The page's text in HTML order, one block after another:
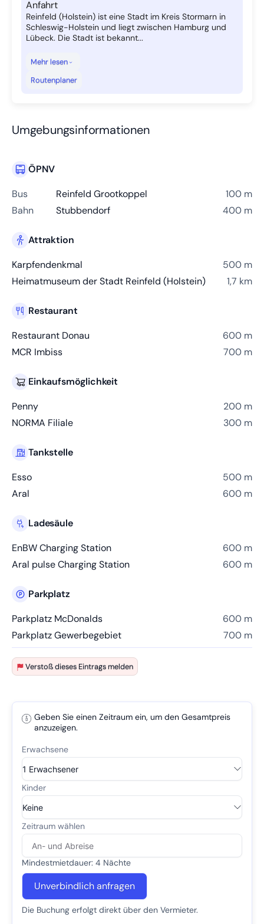
Anfahrt
Reinfeld (Holstein) ist eine Stadt im Kreis Stormarn in
Schleswig-Holstein und liegt zwischen Hamburg und
Lübeck. Die Stadt ist bekannt...
Mehr lesen
Routenplaner
Umgebungsinformationen
ÖPNV
Bus
Reinfeld Grootkoppel
100 m
Bahn
Stubbendorf 400 m
Attraktion
Karpfendenkmal
500 m
Heimatmuseum der Stadt Reinfeld (Holstein)
1,7 km
Restaurant
Restaurant Donau
600 m
MCR Imbiss
700 m
Einkaufsmöglichkeit
Penny
200 m
NORMA Filiale
300 m
Tankstelle
Esso
500 m
Aral
600 m
Ladesäule
EnBW Charging Station
600 m
Aral pulse Charging Station
600 m
Parkplatz
Parkplatz McDonalds
600 m
Parkplatz Gewerbegebiet
700 m
Verstoß dieses Eintrags melden
Geben Sie einen Zeitraum ein, um den Gesamtpreis
anzuzeigen.
Mindestmietdauer: 4 Nächte
Unverbindlich anfragen
Die Buchung erfolgt direkt über den Vermieter.